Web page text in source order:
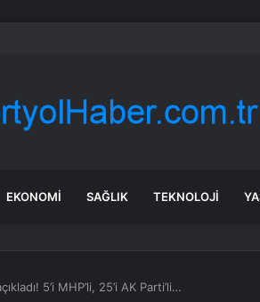
CHP’yi kuruluşundaki kodlara ulaştıracağız
EKONOMI SAĞLIK TEKNOLOJI
5’i MHP’li, 25’i AK Parti’li…